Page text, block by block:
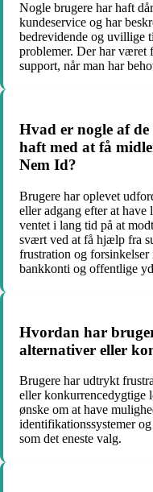
Nogle brugere har haft
kundeservice og har
bedrevidende og uvillige
problemer. Der har
support, når man har
Hvad er nogle af
haft med at få
Nem Id?
Brugere har oplevet
eller adgang efter at
ventet i lang tid på at
svært ved at få hjælp fra
frustration og forsinkelser
bankkonti og offentlige
Hvordan har
alternativer eller
Brugere har udtrykt
eller konkurrencedygtige
ønske om at have
identifikationssystemer
som det eneste valg.